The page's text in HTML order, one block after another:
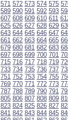
571 572 573 574 575
589 590 591 592 593
607 608 609 610 611
625 626 627 628 629
643 644 645 646 647
661 662 663 664 665
679 680 681 682 683
697 698 699 700 701
715 716 717 718 719
733 734 735 736 737
751 752 753 754 755
769 770 771 772 773
787 788 789 790 791
805 806 807 808 809
823 824 825 826 827
841 842 843 844 845